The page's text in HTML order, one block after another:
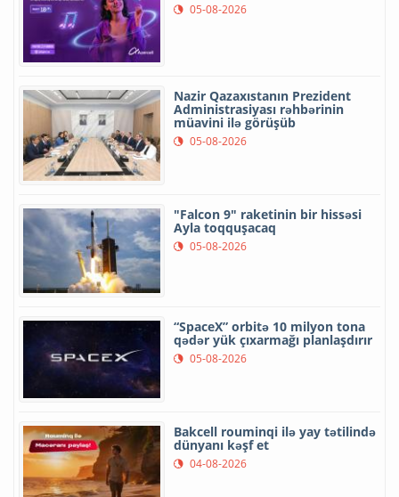
05-08-2026
Nazir Qazaxıstanın Prezident
Administrasiyası rəhbərinin
müavini ilə görüşüb
05-08-2026
"Falcon 9" raketinin bir hissəsi
Ayla toqquşacaq
05-08-2026
“SpaceX” orbitə 10 milyon tona
qədər yük çıxarmağı planlaşdırır
05-08-2026
Bakcell rouminqi ilə yay tətilində
dünyanı kəşf et
04-08-2026